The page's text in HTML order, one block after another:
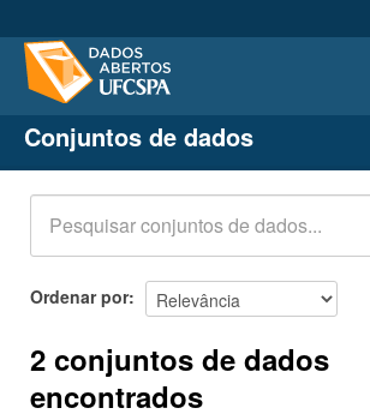
Conjuntos de dados
Organizações
Grupos
Sobre
Conjuntos de dados
Ordenar por
2 conjuntos de dados
encontrados